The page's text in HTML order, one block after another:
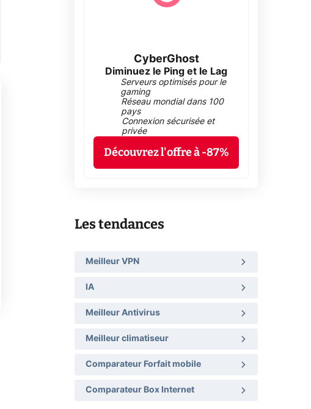
CyberGhost
Diminuez le Ping et le Lag
Serveurs optimisés pour le
gaming
Réseau mondial dans 100
pays
Connexion sécurisée et
privée
Découvrez l'offre à -87%
Les tendances
Meilleur VPN
IA
Meilleur Antivirus
Meilleur climatiseur
Comparateur Forfait mobile
Comparateur Box Internet